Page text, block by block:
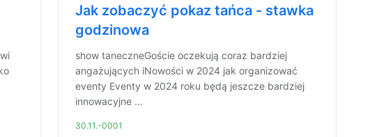
Jak zobaczyć pokaz tańca - stawka
godzinowa
show taneczneGoście oczekują coraz bardziej
angażujących iNowości w 2024 jak organizować
eventy Eventy w 2024 roku będą jeszcze bardziej
innowacyjne ...
30.11.-0001